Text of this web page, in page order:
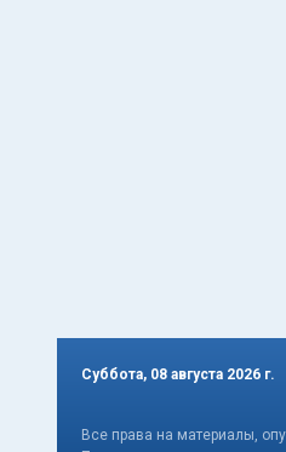
Суббота, 08 августа 2026 г.
Все права на материалы,